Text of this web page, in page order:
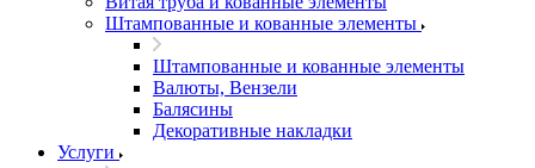
Штампованные и кованные элементы
Штампованные и кованные элементы
Валюты, Вензели
Балясины
Декоративные накладки
Услуги